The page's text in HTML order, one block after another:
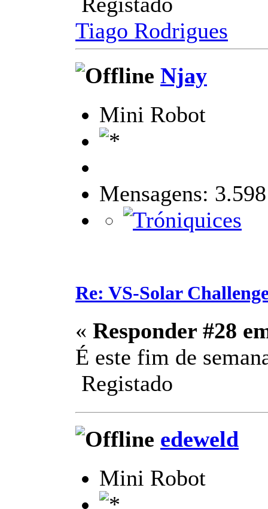
Tiago Rodrigues
Njay
Mini Robot
Mensagens: 3.598
Re: VS-Solar
« Responder #28
É este fim de
Registado
edeweld
Mini Robot